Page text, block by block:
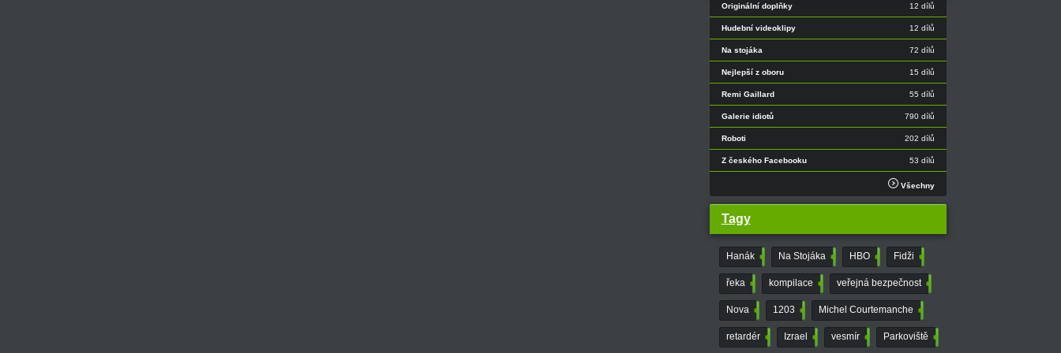
Originální doplňky 12 dílů
Hudební videoklipy 12 dílů
Na stojáka 72 dílů
Nejlepší z oboru 15 dílů
Remi Gaillard 55 dílů
Galerie idiotů 790 dílů
Roboti 202 dílů
Z českého Facebooku 53 dílů
Všechny
Tagy
Hanák Na Stojáka HBO Fidži
řeka kompilace veřejná bezpečnost
Nova 1203 Michel Courtemanche
retardér Izrael vesmír Parkoviště